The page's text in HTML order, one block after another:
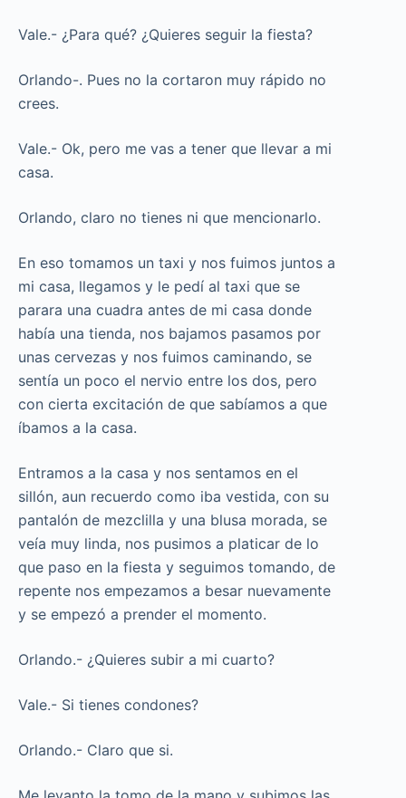
Vale.- ¿Para qué? ¿Quieres seguir la fiesta?
Orlando-. Pues no la cortaron muy rápido no
crees.
Vale.- Ok, pero me vas a tener que llevar a mi
casa.
Orlando, claro no tienes ni que mencionarlo.
En eso tomamos un taxi y nos fuimos juntos a
mi casa, llegamos y le pedí al taxi que se
parara una cuadra antes de mi casa donde
había una tienda, nos bajamos pasamos por
unas cervezas y nos fuimos caminando, se
sentía un poco el nervio entre los dos, pero
con cierta excitación de que sabíamos a que
íbamos a la casa.
Entramos a la casa y nos sentamos en el
sillón, aun recuerdo como iba vestida, con su
pantalón de mezclilla y una blusa morada, se
veía muy linda, nos pusimos a platicar de lo
que paso en la fiesta y seguimos tomando, de
repente nos empezamos a besar nuevamente
y se empezó a prender el momento.
Orlando.- ¿Quieres subir a mi cuarto?
Vale.- Si tienes condones?
Orlando.- Claro que si.